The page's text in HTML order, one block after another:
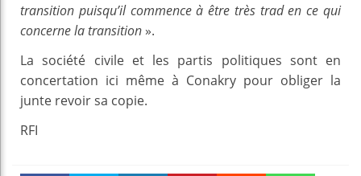
transition puisqu’il commence à être très trad en ce qui
concerne la transition ».
La société civile et les partis politiques sont en
concertation ici même à Conakry pour obliger la
junte revoir sa copie.
RFI